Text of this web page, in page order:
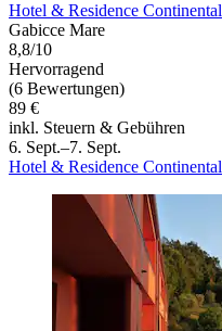
Hotel & Residence Continental
Gabicce Mare
8,8/10
Hervorragend
(6 Bewertungen)
89 €
inkl. Steuern & Gebühren
6. Sept.–7. Sept.
Hotel & Residence Continental